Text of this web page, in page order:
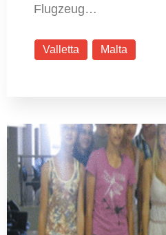
Flugzeug…
Valletta Malta